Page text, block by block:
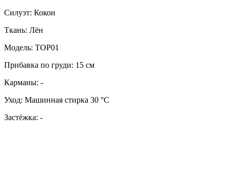
Силуэт: Кокон
Ткань: Лён
Модель: TOP01
Прибавка по груди: 15 см
Карманы: -
Уход: Машинная стирка 30 °C
Застёжка: -